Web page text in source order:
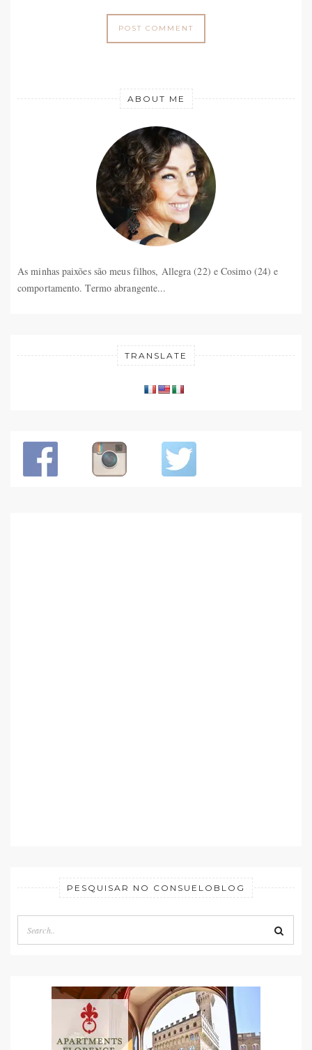
ABOUT ME
As minhas paixões são meus filhos, Allegra (22) e Cosimo (24) e
comportamento. Termo abrangente...
TRANSLATE
PESQUISAR NO CONSUELOBLOG